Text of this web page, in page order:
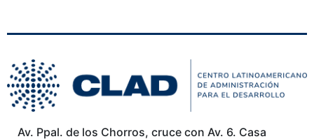
Av. Ppal. de los Chorros, cruce con Av. 6. Casa